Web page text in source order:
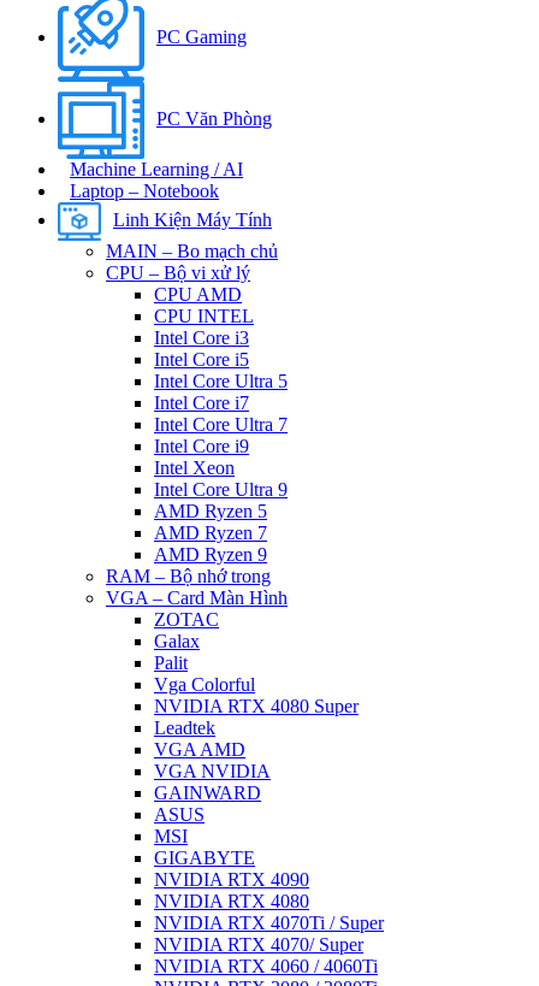
PC Gaming
PC Văn Phòng
Machine Learning / AI
Laptop – Notebook
Linh Kiện Máy Tính
MAIN – Bo mạch chủ
CPU – Bộ vi xử lý
CPU AMD
CPU INTEL
Intel Core i3
Intel Core i5
Intel Core Ultra 5
Intel Core i7
Intel Core Ultra 7
Intel Core i9
Intel Xeon
Intel Core Ultra 9
AMD Ryzen 5
AMD Ryzen 7
AMD Ryzen 9
RAM – Bộ nhớ trong
VGA – Card Màn Hình
ZOTAC
Galax
Palit
Vga Colorful
NVIDIA RTX 4080 Super
Leadtek
VGA AMD
VGA NVIDIA
GAINWARD
ASUS
MSI
GIGABYTE
NVIDIA RTX 4090
NVIDIA RTX 4080
NVIDIA RTX 4070Ti / Super
NVIDIA RTX 4070/ Super
NVIDIA RTX 4060 / 4060Ti